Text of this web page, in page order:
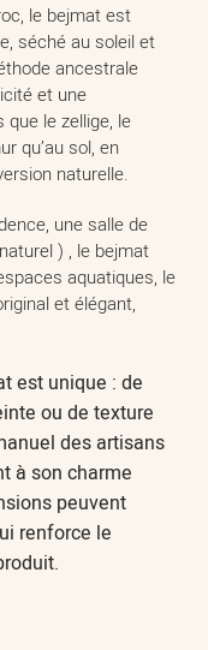
le bejmat est
séché au soleil et
ancestrale
et une
le zellige, le
qu’au sol, en
naturelle.
une salle de
) , le bejmat
aquatiques, le
et élégant,
est unique : de
ou de texture
des artisans
à son charme
peuvent
renforce le